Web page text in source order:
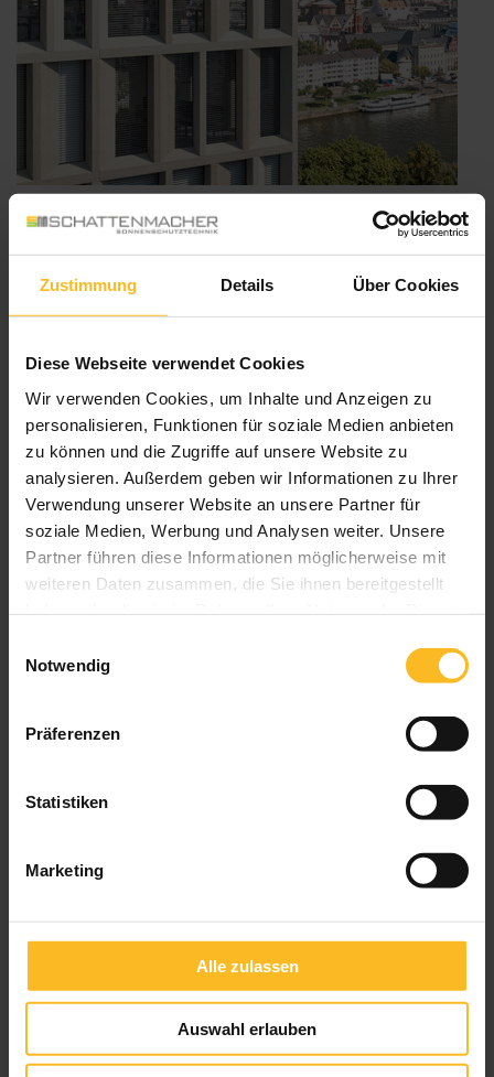
Zustimmung Details Über Cookies
Diese Webseite verwendet Cookies
Wir verwenden Cookies, um Inhalte und Anzeigen zu
personalisieren, Funktionen für soziale Medien anbieten
zu können und die Zugriffe auf unsere Website zu
analysieren. Außerdem geben wir Informationen zu Ihrer
Verwendung unserer Website an unsere Partner für
soziale Medien, Werbung und Analysen weiter. Unsere
Partner führen diese Informationen möglicherweise mit
weiteren Daten zusammen, die Sie ihnen bereitgestellt
Notwendig
Präferenzen
Statistiken
Marketing
Alle zulassen
Auswahl erlauben
WAREMA Windra Flachlamelle:
Windstabilität hat einen Namen
Sie wohnen in einer windexponierten Lage und möchten trotzdem
nicht auf ein Wohlfühlklima verzichten? Trotz zunehmender
nutzen können? Die Windra Flachlamelle von WAREMA verschafft
Abhilfe! Durch die Windstabilität bis 90km/h kann …
„WAREMA
Windra
Flachlamelle:
Windstabilität
hat
einen
Namen“
weiterlesen
Energie sparen mit Sonnenschutz
Veröffentlicht
am
1. Februar 2023
5 Energiespartipps Der Winter steht vor der Tür und viele
Menschen schauen mit Sorge auf die aktuellen Entwicklungen der
Heiz- und Energiepreise. Deshalb ist jetzt der richtige Zeitpunkt, um
potenzielle energetische Schwachstellen im Eigenheim